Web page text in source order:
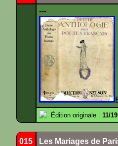
---
Édition originale : 11/
015 Les Mariages de